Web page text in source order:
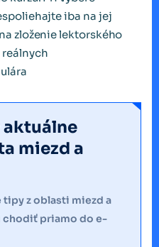
iba na jej
zloženie lektorského
miezd a
tipy z oblasti miezd a
chodiť priamo do e-